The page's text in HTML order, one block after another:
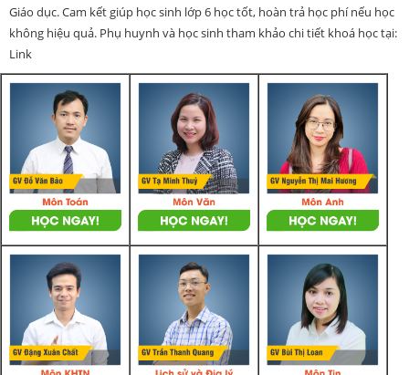
Giáo dục. Cam kết giúp học sinh lớp 6 học tốt, hoàn trả học phí nếu học
không hiệu quả. Phụ huynh và học sinh tham khảo chi tiết khoá học tại:
Link